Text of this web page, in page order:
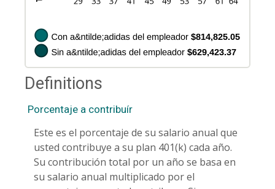
Definitions
Porcentaje a contribuír
Este es el porcentaje de su salario anual que
usted contribuye a su plan 401(k) cada año.
Su contribución total por un año se basa en
su salario anual multiplicado por el